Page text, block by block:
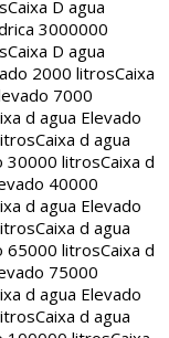
Caixa D agua
3000000
Caixa D agua
2000 litrosCaixa
7000
d agua Elevado
Caixa d agua
30000 litrosCaixa d
40000
d agua Elevado
Caixa d agua
65000 litrosCaixa d
75000
d agua Elevado
Caixa d agua